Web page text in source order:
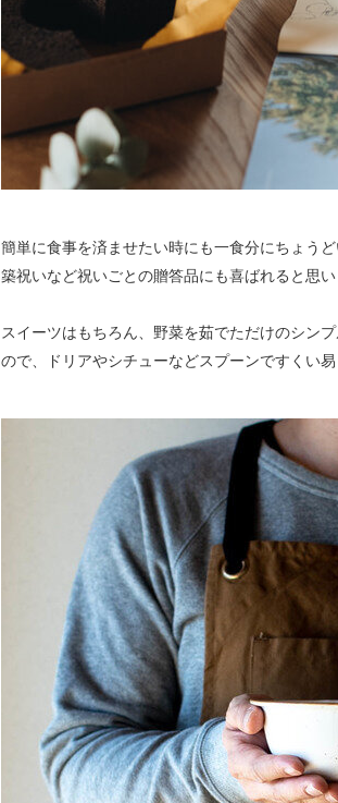
簡単に食事を済ませたい時にも一食分にちょう
築祝いなど祝いごとの贈答品にも喜ばれると思い
スイーツはもちろん、野菜を茹でただけのシン
ので、ドリアやシチューなどスプーンですくい